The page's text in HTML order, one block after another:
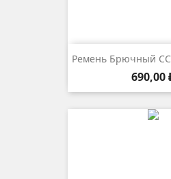
Ремень Брючный
Цена
690,00